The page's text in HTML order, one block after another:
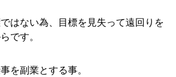
はない為、目標を見失って遠回りを
です。
を副業とする事。